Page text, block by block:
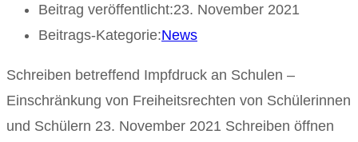
Beitrag veröffentlicht:23. November 2021
Beitrags-Kategorie:News
Schreiben betreffend Impfdruck an Schulen –
Einschränkung von Freiheitsrechten von Schülerinnen
und Schülern 23. November 2021 Schreiben öffnen